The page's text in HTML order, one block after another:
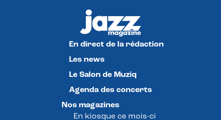
En direct de la rédaction
Les news
Le Salon de Muziq
Agenda des concerts
Nos magazines
En kiosque ce mois-ci